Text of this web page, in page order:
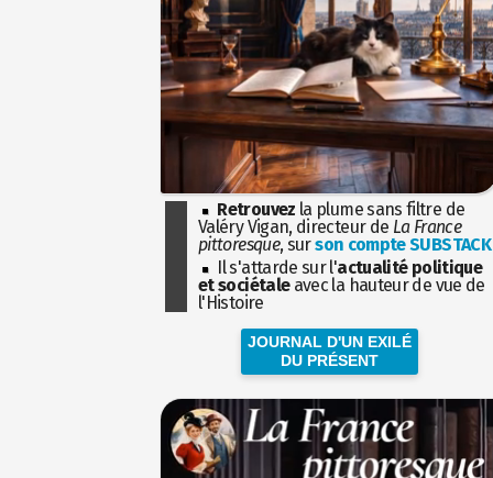
Retrouvez la plume sans filtre de
Valéry Vigan, directeur de La France
pittoresque, surson compte SUBSTACK
Il s'attarde sur l'actualité politique
et sociétaleavec la hauteur de vue de
l'Histoire
JOURNAL D'UN EXILÉ
DU PRÉSENT